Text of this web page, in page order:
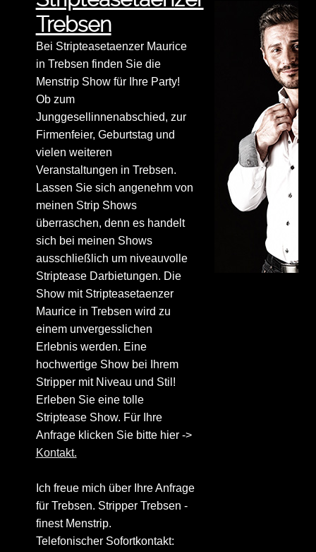
Trebsen
Bei Stripteasetaenzer Maurice
in Trebsen finden Sie die
Menstrip Show für Ihre Party!
Ob zum
Junggesellinnenabschied, zur
Firmenfeier, Geburtstag und
vielen weiteren
Veranstaltungen in Trebsen.
Lassen Sie sich angenehm von
meinen Strip Shows
überraschen, denn es handelt
sich bei meinen Shows
ausschließlich um niveauvolle
Striptease Darbietungen. Die
Show mit Stripteasetaenzer
Maurice in Trebsen wird zu
einem unvergesslichen
Erlebnis werden. Eine
hochwertige Show bei Ihrem
Stripper mit Niveau und Stil!
Erleben Sie eine tolle
Striptease Show. Für Ihre
Anfrage klicken Sie bitte hier ->
Kontakt.
Ich freue mich über Ihre Anfrage
für Trebsen. Stripper Trebsen -
finest Menstrip.
Telefonischer Sofortkontakt: